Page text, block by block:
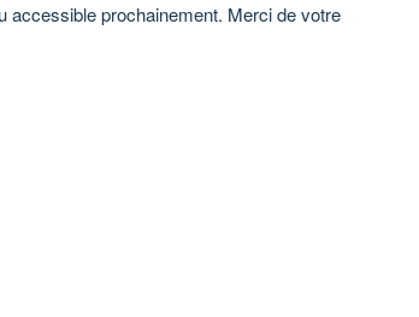
accessible prochainement. Merci de votre